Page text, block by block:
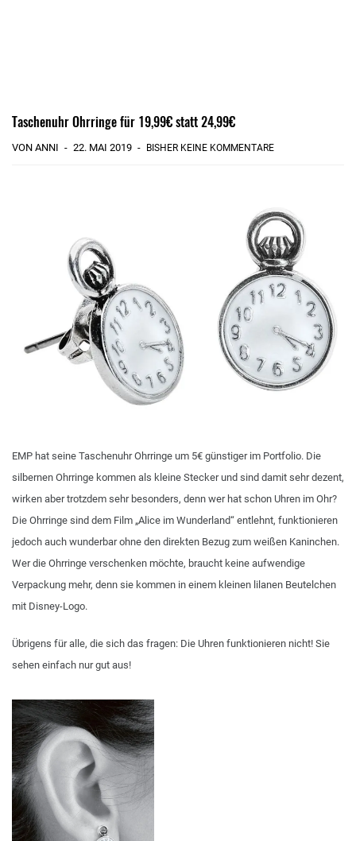
Taschenuhr Ohrringe für 19,99€ statt 24,99€
VON ANNI 22. MAI 2019 BISHER KEINE KOMMENTARE
EMP hat seine Taschenuhr Ohrringe um 5€ günstiger im Portfolio. Die
silbernen Ohrringe kommen als kleine Stecker und sind damit sehr dezent,
wirken aber trotzdem sehr besonders, denn wer hat schon Uhren im Ohr?
Die Ohrringe sind dem Film „Alice im Wunderland“ entlehnt, funktionieren
jedoch auch wunderbar ohne den direkten Bezug zum weißen Kaninchen.
Wer die Ohrringe verschenken möchte, braucht keine aufwendige
Verpackung mehr, denn sie kommen in einem kleinen lilanen Beutelchen
mit Disney-Logo.
Übrigens für alle, die sich das fragen: Die Uhren funktionieren nicht! Sie
sehen einfach nur gut aus!